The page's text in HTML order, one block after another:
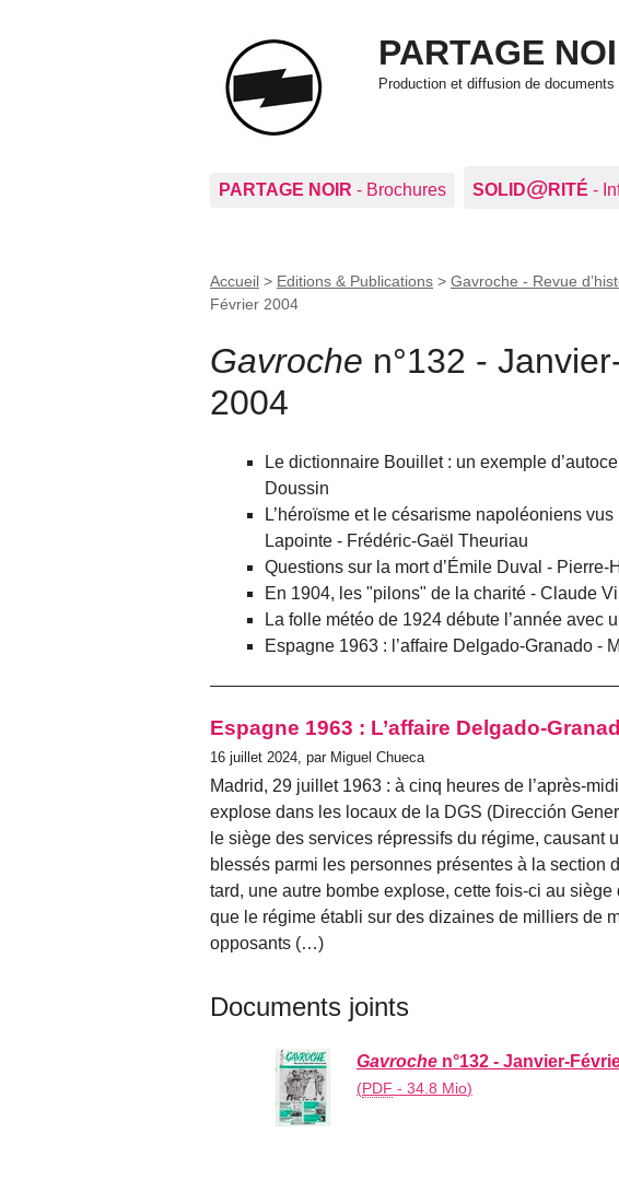
PARTAGE
Production et diffusion de
PARTAGE NOIR - Brochures SOLID@RITÉ -
Accueil > Editions & Publications > Gavroche - Revue
Février 2004
Gavroche n°132 -
2004
Le dictionnaire Bouillet : un exemple
Doussin
L’héroïsme et le césarisme napoléoniens
Lapointe - Frédéric-Gaël Theuriau
Questions sur la mort d’Émile Duval - Pierre-
En 1904, les "pilons" de la charité - Claude
La folle météo de 1924 débute l’année avec
Espagne 1963 : l’affaire Delgado-Granado -
Espagne 1963 : L’affaire Delgado-
16 juillet 2024, par Miguel Chueca
Madrid, 29 juillet 1963 : à cinq heures de l’après-
explose dans les locaux de la DGS (Dirección
le siège des services répressifs du régime, causant
blessés parmi les personnes présentes à la section
tard, une autre bombe explose, cette fois-ci au
que le régime établi sur des dizaines de milliers de
opposants (…)
Documents joints
Gavroche n°132 - Janvier-
(PDF - 34.8 Mio)